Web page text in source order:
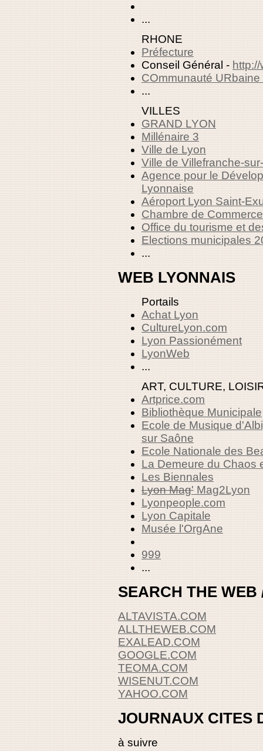
...
RHONE
Préfecture
Conseil Général -
COmmunauté URbaine
...
VILLES
GRAND LYON
Millénaire 3
Ville de Lyon
Ville de Villefranche-
Agence pour le
Lyonnaise
Aéroport Lyon Saint-
Chambre de
Office du tourisme et
Elections municipales
...
WEB LYONNAIS
Portails
Achat Lyon
CultureLyon.com
Lyon Passionément
LyonWeb
...
ART, CULTURE,
Artprice.com
Bibliothèque Municipale
Ecole de Musique
sur Saône
Ecole Nationale des
La Demeure du Chaos
Les Biennales
Lyon Mag' Mag2Lyon
Lyonpeople.com
Lyon Capitale
Musée l'OrgAne
999
...
SEARCH THE WEB
ALTAVISTA.COM
ALLTHEWEB.COM
EXALEAD.COM
GOOGLE.COM
TEOMA.COM
WISENUT.COM
YAHOO.COM
JOURNAUX CITES
à suivre